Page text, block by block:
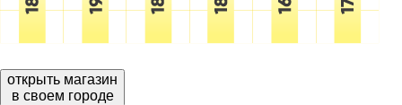
открыть магазин
в своем городе